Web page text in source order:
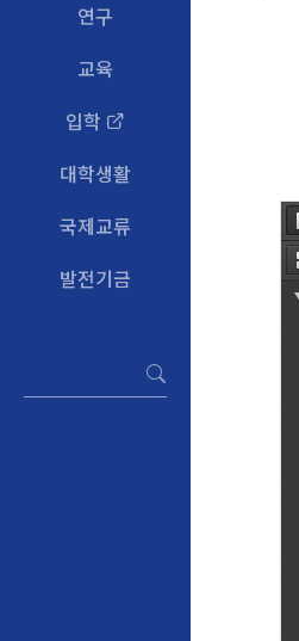
연구
교육
입학
대학생활
국제교류
발전기금